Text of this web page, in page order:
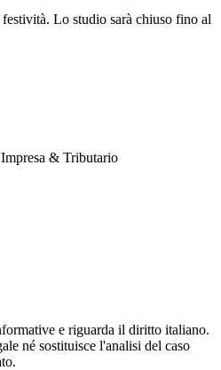
Lo studio sarà chiuso fino al
& Tributario
e riguarda il diritto italiano.
né sostituisce l'analisi del caso